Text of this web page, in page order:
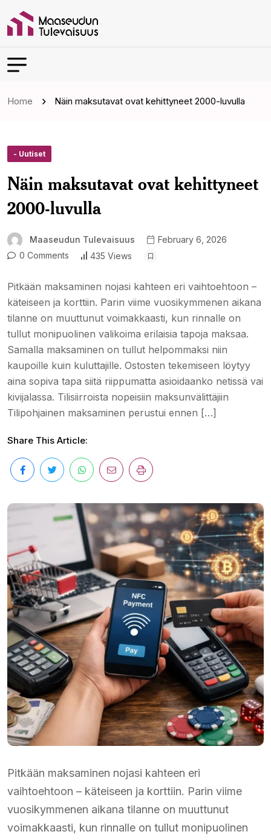
Home Näin maksutavat ovat kehittyneet 2000-luvulla
- Uutiset
Näin maksutavat ovat kehittyneet
2000-luvulla
Maaseudun Tulevaisuus
February 6, 2026
0 Comments
435 Views
Pitkään maksaminen nojasi kahteen eri vaihtoehtoon –
käteiseen ja korttiin. Parin viime vuosikymmenen aikana
tilanne on muuttunut voimakkaasti, kun rinnalle on
tullut monipuolinen valikoima erilaisia tapoja maksaa.
Samalla maksaminen on tullut helpommaksi niin
kaupoille kuin kuluttajille. Ostosten tekemiseen löytyy
aina sopiva tapa siitä riippumatta asioidaanko netissä vai
kivijalassa. Tilisiirroista nopeisiin maksunvälittäjiin
Tilipohjainen maksaminen perustui ennen […]
Share This Article:
Pitkään maksaminen nojasi kahteen eri
vaihtoehtoon – käteiseen ja korttiin. Parin viime
vuosikymmenen aikana tilanne on muuttunut
voimakkaasti, kun rinnalle on tullut monipuolinen